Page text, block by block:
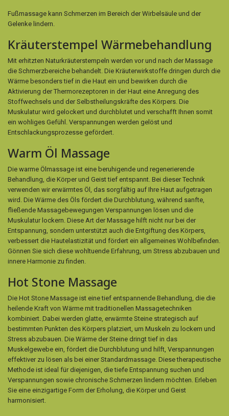
Fußmassage kann Schmerzen im Bereich der Wirbelsäule und der
Gelenke lindern.
Kräuterstempel Wärmebehandlung
Mit erhitzten Naturkräuterstempeln werden vor und nach der Massage
die Schmerzbereiche behandelt. Die Kräuterwirkstoffe dringen durch die
Wärme besonders tief in die Haut ein und bewirken durch die
Aktivierung der Thermorezeptoren in der Haut eine Anregung des
Stoffwechsels und der Selbstheilungskräfte des Körpers. Die
Muskulatur wird gelockert und durchblutet und verschafft Ihnen somit
ein wohliges Gefühl. Verspannungen werden gelöst und
Entschlackungsprozesse gefördert.
Warm Öl Massage
Die warme Ölmassage ist eine beruhigende und regenerierende
Behandlung, die Körper und Geist tief entspannt. Bei dieser Technik
verwenden wir erwärmtes Öl, das sorgfältig auf Ihre Haut aufgetragen
wird. Die Wärme des Öls fördert die Durchblutung, während sanfte,
fließende Massagebewegungen Verspannungen lösen und die
Muskulatur lockern. Diese Art der Massage hilft nicht nur bei der
Entspannung, sondern unterstützt auch die Entgiftung des Körpers,
verbessert die Hautelastizität und fördert ein allgemeines Wohlbefinden.
Gönnen Sie sich diese wohltuende Erfahrung, um Stress abzubauen und
innere Harmonie zu finden.
Hot Stone Massage
Die Hot Stone Massage ist eine tief entspannende Behandlung, die die
heilende Kraft von Wärme mit traditionellen Massagetechniken
kombiniert. Dabei werden glatte, erwärmte Steine strategisch auf
bestimmten Punkten des Körpers platziert, um Muskeln zu lockern und
Stress abzubauen. Die Wärme der Steine dringt tief in das
Muskelgewebe ein, fördert die Durchblutung und hilft, Verspannungen
effektiver zu lösen als bei einer Standardmassage. Diese therapeutische
Methode ist ideal für diejenigen, die tiefe Entspannung suchen und
Verspannungen sowie chronische Schmerzen lindern möchten. Erleben
Sie eine einzigartige Form der Erholung, die Körper und Geist
harmonisiert.